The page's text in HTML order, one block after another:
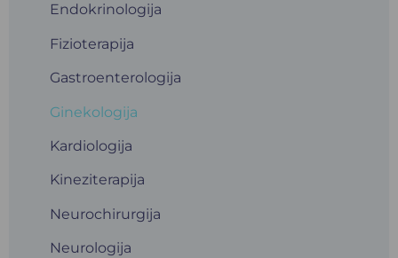
Endokrinologija
Fizioterapija
Gastroenterologija
Ginekologija
Kardiologija
Kineziterapija
Neurochirurgija
Neurologija